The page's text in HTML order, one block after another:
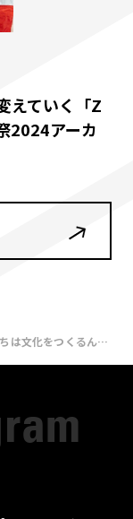
えていく「Z
2024アーカ
青くさくてもいい！私たちは文化をつくるんだ！——8/100BANCH BOOK 発刊記念レセプション